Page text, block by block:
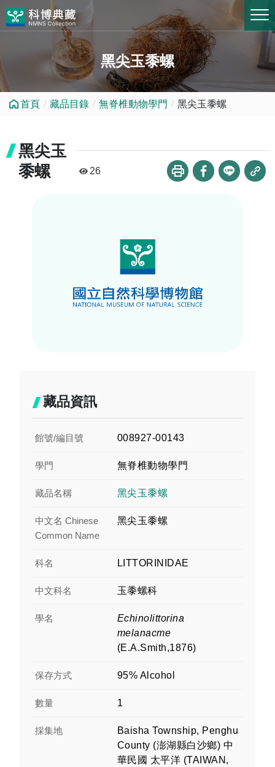
黑尖玉黍螺
首頁 藏品目錄 無脊椎動物學門 黑尖玉黍螺
黑尖玉
黍螺
26
藏品資訊
館號/編目號 008927-00143
學門 無脊椎動物學門
藏品名稱 黑尖玉黍螺
中文名 Chinese
Common Name
黑尖玉黍螺
科名 LITTORINIDAE
中文科名 玉黍螺科
學名
Echinolittorina
melanacme
(E.A.Smith,1876)
保存方式 95% Alcohol
數量 1
採集地
Baisha Township, Penghu
County (澎湖縣白沙鄉) 中
華民國 太平洋 (TAIWAN,